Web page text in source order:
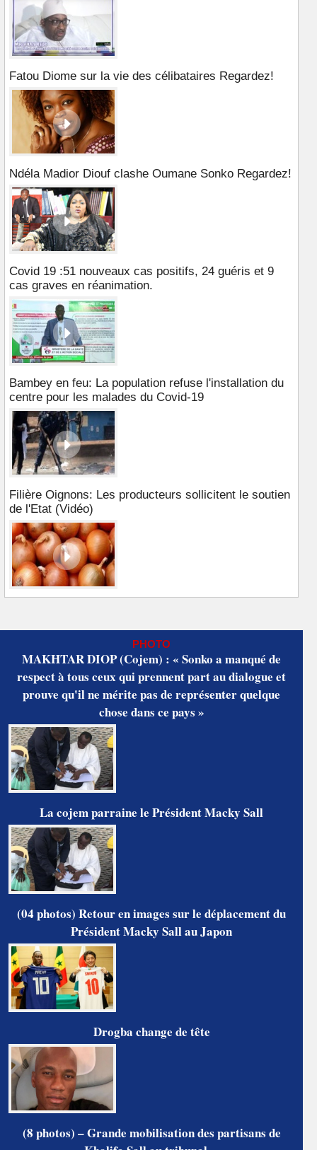
Fatou Diome sur la vie des célibataires Regardez!
Ndéla Madior Diouf clashe Oumane Sonko Regardez!
Covid 19 :51 nouveaux cas positifs, 24 guéris et 9
cas graves en réanimation.
Bambey en feu: La population refuse l'installation du
centre pour les malades du Covid-19
Filière Oignons: Les producteurs sollicitent le soutien
de l'Etat (Vidéo)
PHOTO
MAKHTAR DIOP (Cojem) : « Sonko a manqué de
respect à tous ceux qui prennent part au dialogue et
prouve qu'il ne mérite pas de représenter quelque
chose dans ce pays »
La cojem parraine le Président Macky Sall
(04 photos) Retour en images sur le déplacement du
Président Macky Sall au Japon
Drogba change de tête
(8 photos) – Grande mobilisation des partisans de